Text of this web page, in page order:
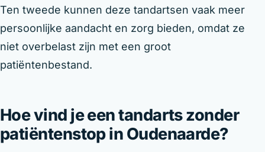
Ten tweede kunnen deze tandartsen vaak meer
persoonlijke aandacht en zorg bieden, omdat ze
niet overbelast zijn met een groot
patiëntenbestand.
Hoe vind je een tandarts zonder
patiëntenstop in Oudenaarde?